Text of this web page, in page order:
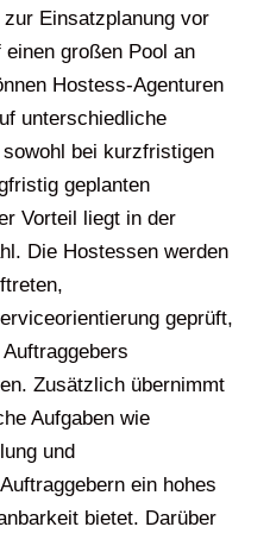
Einsatzplanung vor
großen Pool an
Hostess-Agenturen
unterschiedliche
bei kurzfristigen
geplanten
Vorteil liegt in der
Die Hostessen werden
geprüft,
Zusätzlich übernimmt
Aufgaben wie
und
ein hohes
bietet. Darüber